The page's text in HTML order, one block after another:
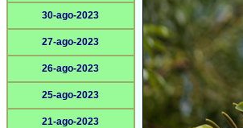
30-ago-2023
27-ago-2023
26-ago-2023
25-ago-2023
21-ago-2023